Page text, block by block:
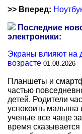
>> Вперед:
Последние
электроники:
Экраны влияют на
возрасте 01.08.2026
Планшеты и
частью
детей. Родители
успокоить малыша
ученые все чаще
время